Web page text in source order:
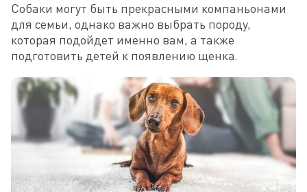
Собаки могут быть прекрасными компаньонами
для семьи, однако важно выбрать породу,
которая подойдет именно вам, а также
подготовить детей к появлению щенка.